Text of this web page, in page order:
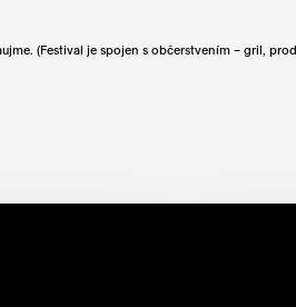
(Festival je spojen s občerstvením – gril,